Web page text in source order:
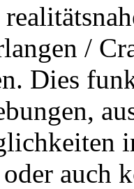
/
Dies
oder